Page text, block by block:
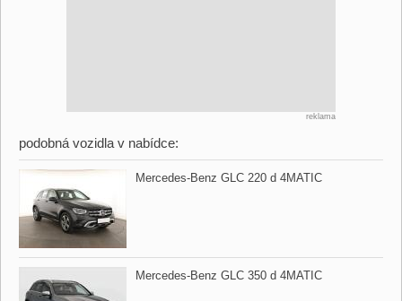
reklama
podobná vozidla v nabídce:
Mercedes​-Benz GLC 220 d 4MATIC
Mercedes​-Benz GLC 350 d 4MATIC